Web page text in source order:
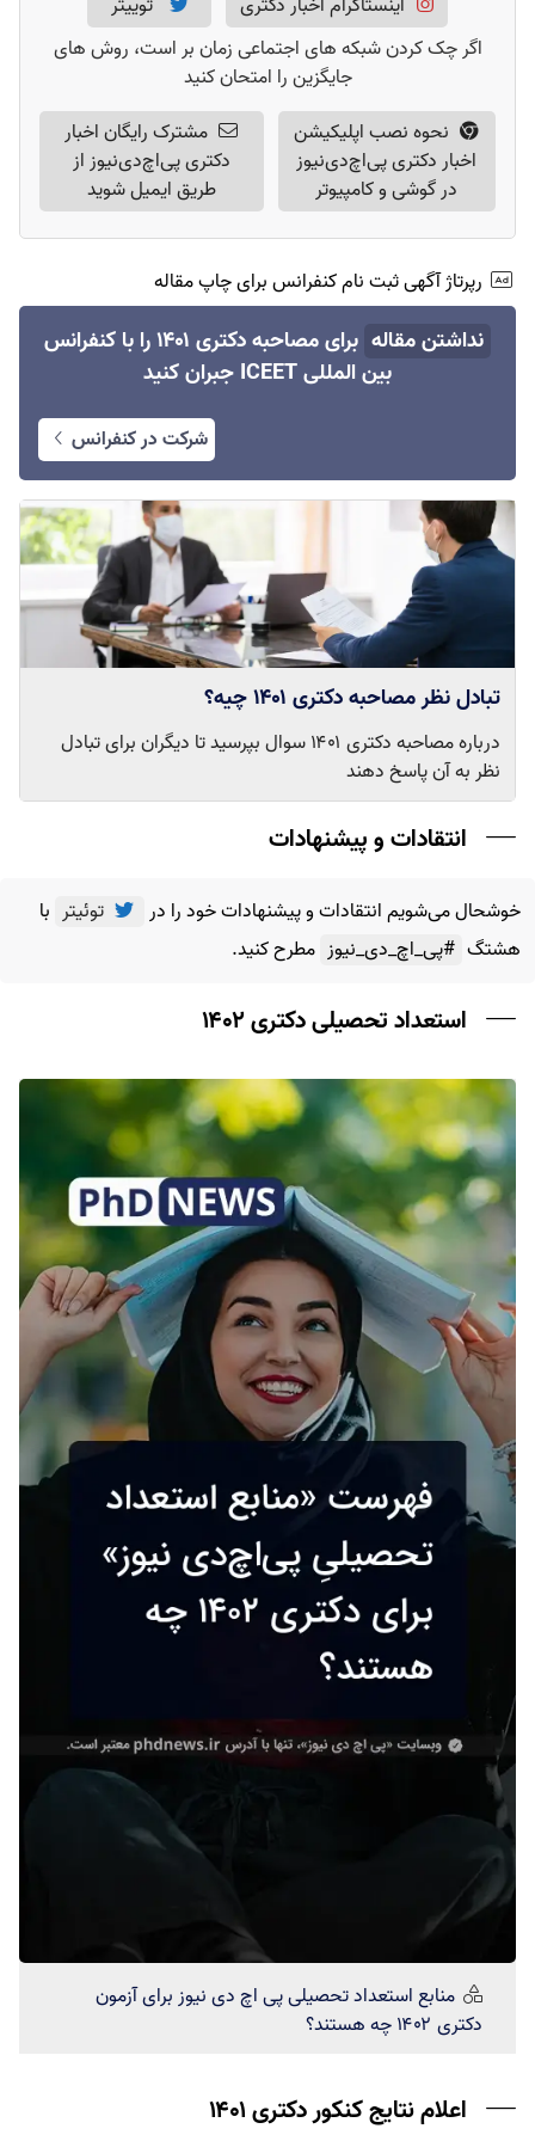
هزینه انتخاب رشته دکتری دانشگاه آزاد ۱۴۰۱
(
5
)
دفترچه انتخاب رشته دکتری 1401
(
2
)
اگر چک کردن شبکه های اجتماعی زمان بر است، روش های
جایگزین را امتحان کنید
نحوه نصب اپلیکیشن
اخبار دکتری پی‌اچ‌دی‌نیوز
در گوشی و کامپیوتر
مشترک رایگان اخبار
دکتری پی‌اچ‌دی‌نیوز از
طریق ایمیل شوید
رپرتاژ آگهی ثبت نام کنفرانس برای چاپ مقاله
نداشتن مقاله
برای مصاحبه دکتری ۱۴۰۱ را با کنفرانس
بین المللی ICEET جبران کنید
شرکت در کنفرانس
تبادل نظر مصاحبه دکتری ۱۴۰۱ چیه؟
درباره مصاحبه دکتری ۱۴۰۱ سوال بپرسید تا دیگران برای تبادل
نظر به آن پاسخ دهند
انتقادات و پیشنهادات
خوشحال می‌شویم انتقادات و پیشنهادات خود را در توئیتر با
هشتگ #پی_اچ_دی_نیوز مطرح کنید.
استعداد تحصیلی دکتری ۱۴۰۲
منابع استعداد تحصیلیپی اچ دی نیوزبرای آزمون
دکتری ۱۴۰۲ چه هستند؟
اعلام نتایج کنکور دکتری ۱۴۰۱